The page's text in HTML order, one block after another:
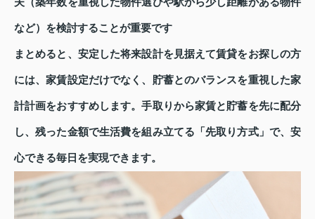
夫（築年数を重視した物件選びや駅から少し距離がある物件
など）を検討することが重要です
まとめると、安定した将来設計を見据えて賃貸をお探しの方
には、家賃設定だけでなく、貯蓄とのバランスを重視した家
計計画をおすすめします。手取りから家賃と貯蓄を先に配分
し、残った金額で生活費を組み立てる「先取り方式」で、安
心できる毎日を実現できます。